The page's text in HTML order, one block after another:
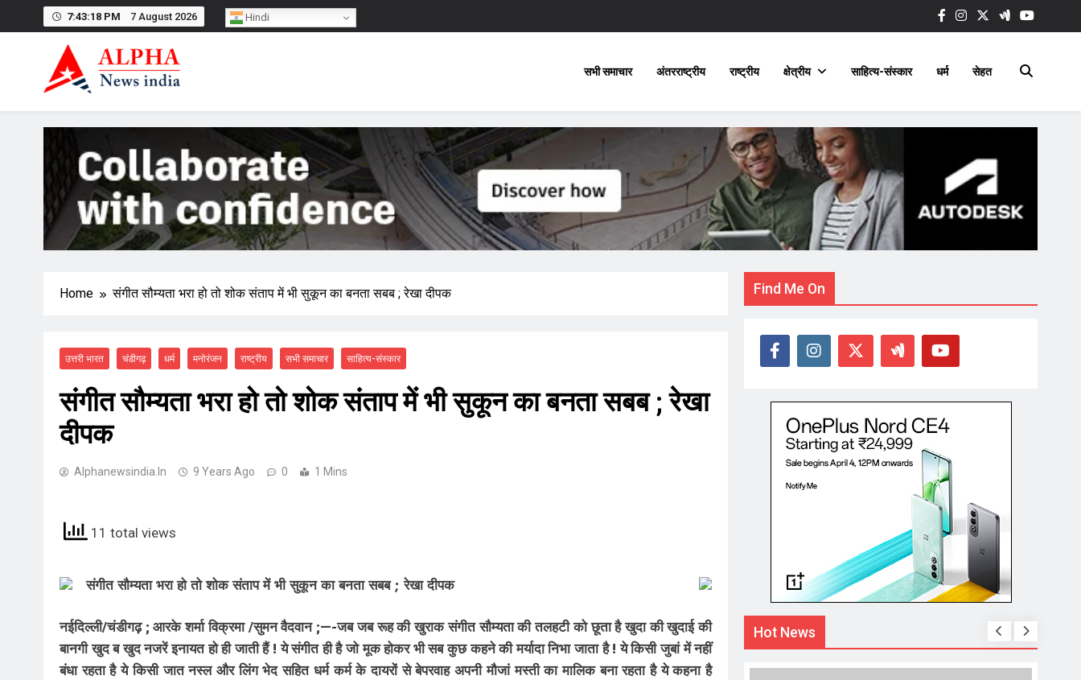
7:43:18 PM 7 August 2026
सभी समाचार अंतरराष्ट्रीय राष्ट्रीय क्षेत्रीय साहित्य-संस्कार धर्म सेहत
Home संगीत सौम्यता भरा हो तो शोक संताप में भी सुकून का बनता सबब ; रेखा दीपक
उत्तरी भारत चंडीगढ़ धर्म मनोरंजन राष्ट्रीय सभी समाचार साहित्य-संस्कार
संगीत सौम्यता भरा हो तो शोक संताप में भी सुकून का बनता सबब ; रेखा
दीपक
Alphanewsindia.in 9 Years Ago 0 1 Mins
11 total views
संगीत सौम्यता भरा हो तो शोक संताप में भी सुकून का बनता सबब ; रेखा दीपक
नईदिल्ली/चंडीगढ़ ; आरके शर्मा विक्रमा /सुमन वैदवान ;—-जब जब रूह की खुराक संगीत सौम्यता की तलहटी को छूता है खुदा की खुदाई की
बानगी खुद ब खुद नजरें इनायत हो ही जाती हैं ! ये संगीत ही है जो मूक होकर भी सब कुछ कहने की मर्यादा निभा जाता है ! ये किसी जुबां में नहीं
बंधा रहता है ये किसी जात नस्ल और लिंग भेद सहित धर्म कर्म के दायरों से बेपरवाह अपनी मौजां मस्ती का मालिक बना रहता है ये कहना है
Find Me On
Hot News
Hindi